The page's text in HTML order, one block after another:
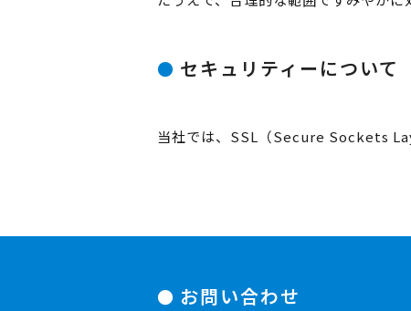
セキュリティーについて
当社では、SSL（Secure Sockets
お問い合わせ